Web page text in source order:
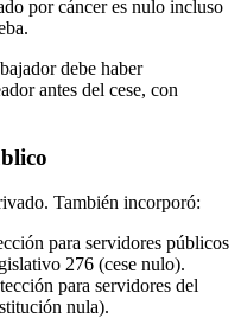
por cáncer es nulo incluso
debe haber
antes del cese, con
También incorporó:
para servidores públicos
276 (cese nulo).
para servidores del
nula).